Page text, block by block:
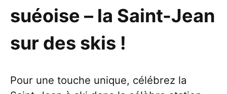
suéoise – la Saint-Jean
sur des skis !
Pour une touche unique, célébrez la